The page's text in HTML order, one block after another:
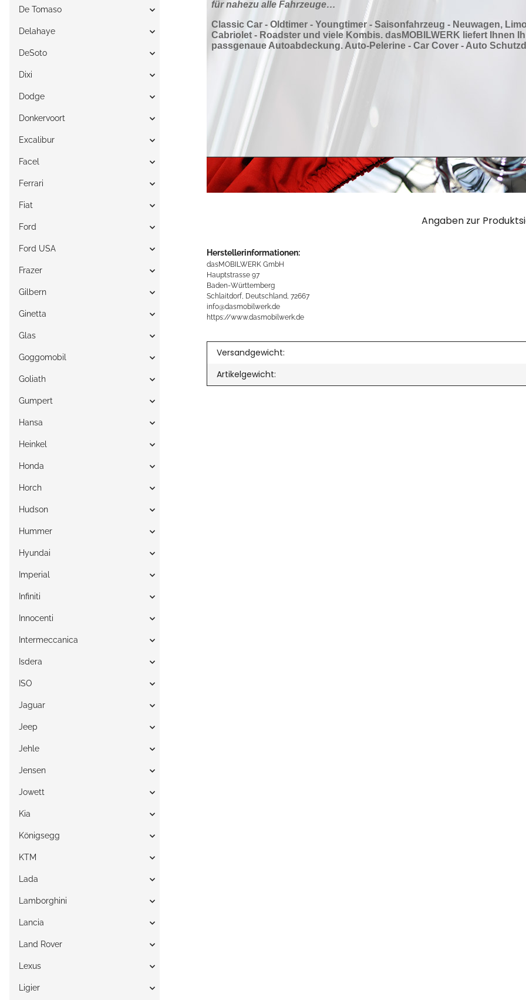
Angaben zur
Herstellerinformationen:
dasMOBILWERK GmbH
Hauptstrasse 97
Baden-Württemberg
Schlaitdorf, Deutschland, 72667
info@dasmobilwerk.de
https://www.dasmobilwerk.de
Versandgewicht:
Artikelgewicht:
De Tomaso
Delahaye
DeSoto
Dixi
Dodge
Donkervoort
Excalibur
Facel
Ferrari
Fiat
Ford
Ford USA
Frazer
Gilbern
Ginetta
Glas
Goggomobil
Goliath
Gumpert
Hansa
Heinkel
Honda
Horch
Hudson
Hummer
Hyundai
Imperial
Infiniti
Innocenti
Intermeccanica
Isdera
ISO
Jaguar
Jeep
Jehle
Jensen
Jowett
Kia
Königsegg
KTM
Lada
Lamborghini
Lancia
Land Rover
Lexus
Ligier